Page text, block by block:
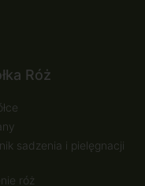
Róż
sadzenia i pielęgnacji
róż